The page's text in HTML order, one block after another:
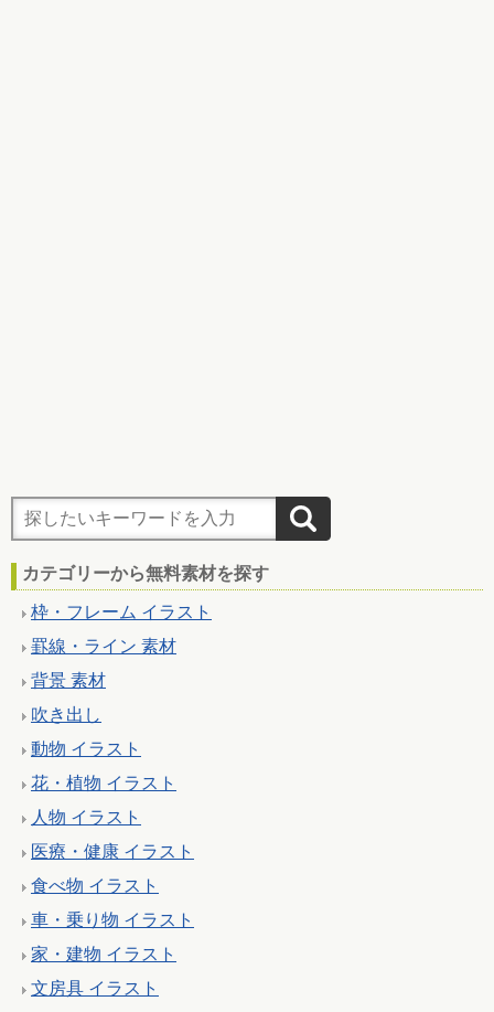
カテゴリーから無料素材を探す
枠・フレーム イラスト
罫線・ライン 素材
背景 素材
吹き出し
動物 イラスト
花・植物 イラスト
人物 イラスト
医療・健康 イラスト
食べ物 イラスト
車・乗り物 イラスト
家・建物 イラスト
文房具 イラスト